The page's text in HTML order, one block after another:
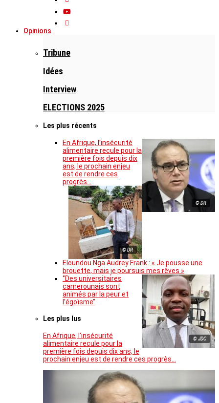
Opinions
Tribune
Idées
Interview
ELECTIONS 2025
Les plus récents
© DR
En Afrique, l’insécurité
alimentaire recule pour la
première fois depuis dix
ans, le prochain enjeu
est de rendre ces
progrès…
© DR
Eloundou Nga Audrey Frank : « Je pousse une
brouette, mais je poursuis mes rêves »
© JDC
‘’Des universitaires
camerounais sont
animés par la peur et
l’égoïsme’’
Les plus lus
En Afrique, l’insécurité
alimentaire recule pour la
première fois depuis dix ans, le
prochain enjeu est de rendre ces progrès…